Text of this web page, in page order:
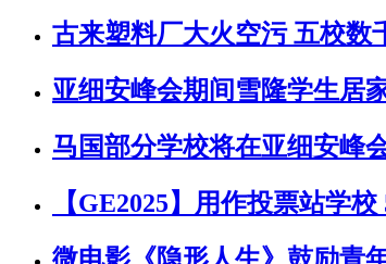
古来塑料厂大火空污 五校数
亚细安峰会期间雪隆学生居
马国部分学校将在亚细安峰
【GE2025】用作投票站学